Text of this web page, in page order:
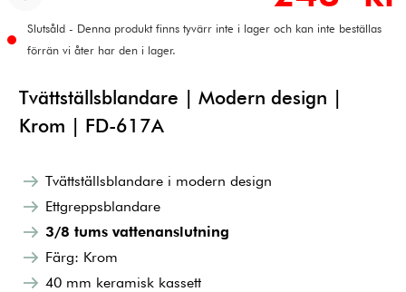
Slutsåld - Denna produkt finns tyvärr inte i lager och kan inte beställas
förrän vi åter har den i lager.
Tvättställsblandare | Modern design |
Krom | FD-617A
Tvättställsblandare i modern design
Ettgreppsblandare
3/8 tums vattenanslutning
Färg: Krom
40 mm keramisk kassett